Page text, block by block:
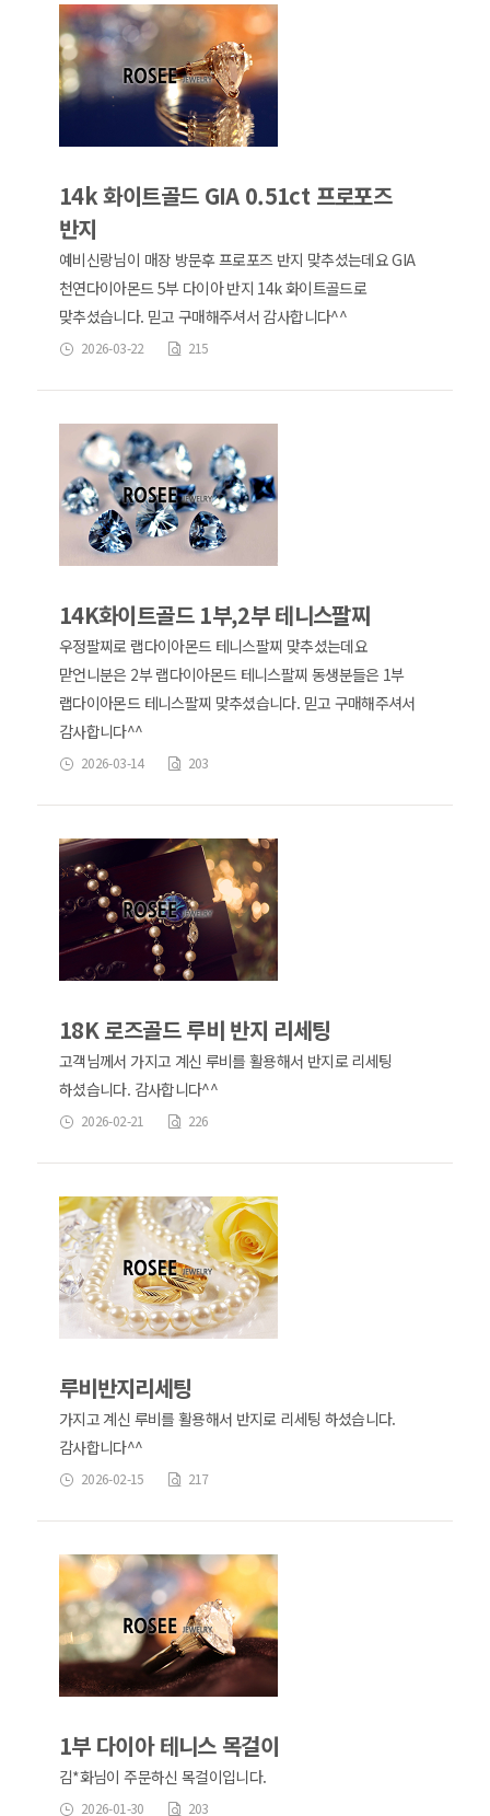
14k 화이트골드 GIA 0.51ct 프로포즈
반지
예비신랑님이 매장 방문후 프로포즈 반지 맞추셨는데요 GIA
천연다이아몬드 5부 다이아 반지 14k 화이트골드로
맞추셨습니다. 믿고 구매해주셔서 감사합니다^^
2026-03-22 215
14K화이트골드 1부,2부 테니스팔찌
우정팔찌로 랩다이아몬드 테니스팔찌 맞추셨는데요
맏언니분은 2부 랩다이아몬드 테니스팔찌 동생분들은 1부
랩다이아몬드 테니스팔찌 맞추셨습니다. 믿고 구매해주셔서
감사합니다^^
2026-03-14 203
18K 로즈골드 루비 반지 리세팅
고객님께서 가지고 계신 루비를 활용해서 반지로 리세팅
하셨습니다. 감사합니다^^
2026-02-21 226
루비반지리세팅
가지고 계신 루비를 활용해서 반지로 리세팅 하셨습니다.
감사합니다^^
2026-02-15 217
1부 다이아 테니스 목걸이
김*화님이 주문하신 목걸이입니다.
2026-01-30 203